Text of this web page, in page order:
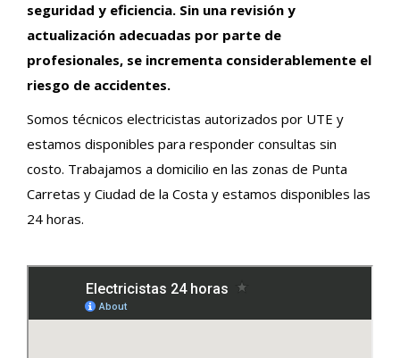
seguridad y eficiencia. Sin una revisión y
actualización adecuadas por parte de
profesionales, se incrementa considerablemente el
riesgo de accidentes.
Somos técnicos electricistas autorizados por UTE y
estamos disponibles para responder consultas sin
costo. Trabajamos a domicilio en las zonas de Punta
Carretas y Ciudad de la Costa y estamos disponibles las
24 horas.